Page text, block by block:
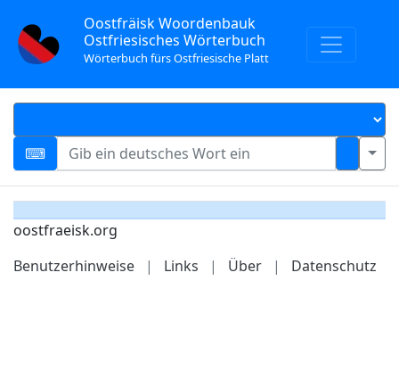
Oostfräisk Woordenbauk
Ostfriesisches Wörterbuch
Wörterbuch fürs Ostfriesische Platt
oostfraeisk.org
Benutzerhinweise
| Links | Über | Datenschutz